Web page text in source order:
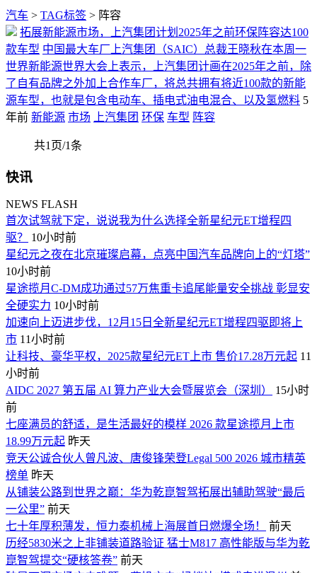
汽车 > TAG标签 > 阵容
拓展新能源市场，上汽集团计划2025年之前环保阵容达100
款车型 中国最大车厂上汽集团（SAIC）总裁王晓秋在本周一
世界新能源世界大会上表示，上汽集团计画在2025年之前，除
了自有品牌之外加上合作车厂，将总共拥有将近100款的新能
源车型，也就是包含电动车、插电式油电混合、以及氢燃料 5
年前 新能源 市场 上汽集团 环保 车型 阵容
共1页/1条
快讯
NEWS FLASH
首次试驾就下定，说说我为什么选择全新星纪元ET增程四
驱？
10小时前
星纪元之夜在北京璀璨启幕，点亮中国汽车品牌向上的“灯塔”
10小时前
星途揽月C-DM成功通过57万焦重卡追尾能量安全挑战 彰显安
全硬实力 10小时前
加速向上迈进步伐，12月15日全新星纪元ET增程四驱即将上
市 11小时前
让科技、豪华平权，2025款星纪元ET上市 售价17.28万元起 11
小时前
AIDC 2027 第五届 AI 算力产业大会暨展览会（深圳）
15小时
前
七座满员的舒适，是生活最好的模样 2026 款星途揽月上市
18.99万元起 昨天
竞天公诚合伙人曾凡波、唐俊锋荣登Legal 500 2026 城市精英
榜单 昨天
从铺装公路到世界之巅：华为乾崑智驾拓展出辅助驾驶“最后
一公里” 前天
七十年厚积薄发，恒力泰机械上海展首日燃爆全场！
前天
历经5830米之上非铺装道路验证 猛士M817 高性能版与华为乾
崑智驾提交“硬核答卷” 前天